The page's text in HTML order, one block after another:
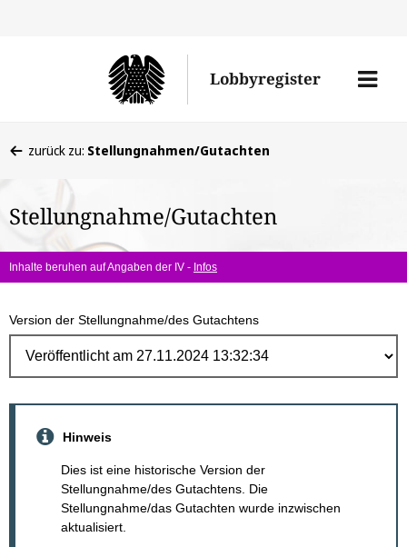
Lobbyregister
Menü
befinden
hier:
zurück zu: Stellungnahmen/Gutachten
Stellungnahme/Gutachten
Inhalte beruhen auf Angaben der IV - Infos
Version der Stellungnahme/des Gutachtens
Hinweis
Dies ist eine historische Version der
Stellungnahme/des Gutachtens. Die
Stellungnahme/das Gutachten wurde inzwischen
aktualisiert.